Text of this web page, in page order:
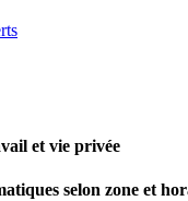
et vie privée
selon zone et